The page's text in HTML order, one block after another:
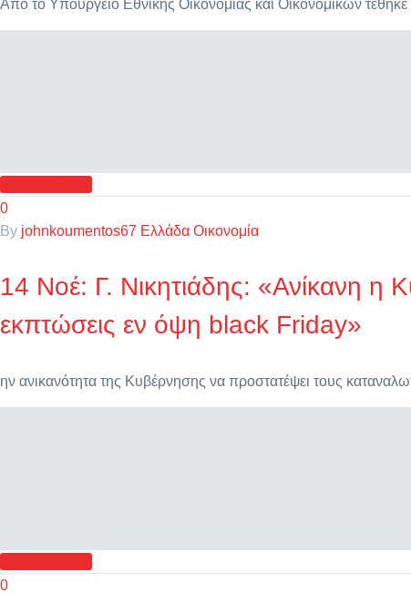
Από το Υπουργείο Εθνικής Οικονομίας και Οικονομικών
0
By johnkoumentos67 Ελλάδα Οικονομία
14 Νοέ: Γ. Νικητιάδης: «Ανίκανη η
εκπτώσεις εν όψη black Friday»
ην ανικανότητα της Κυβέρνησης να προστατέψει τους
0